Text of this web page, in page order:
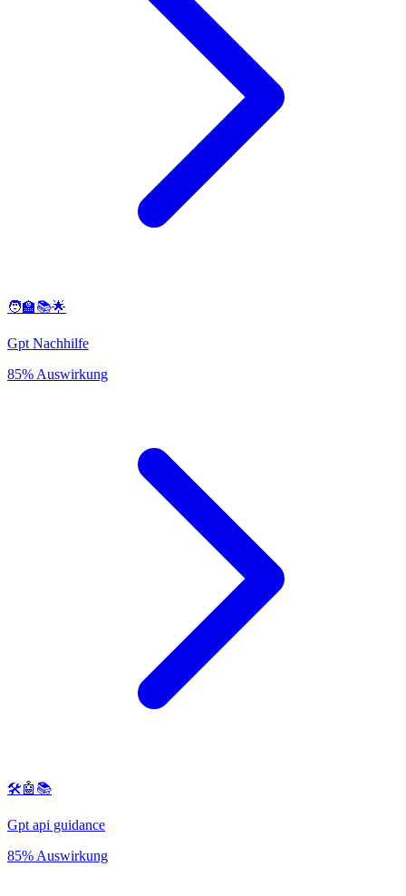
🧑‍🏫📚🌟
Gpt Nachhilfe
85% Auswirkung
🛠️🤖📚
Gpt api guidance
85% Auswirkung